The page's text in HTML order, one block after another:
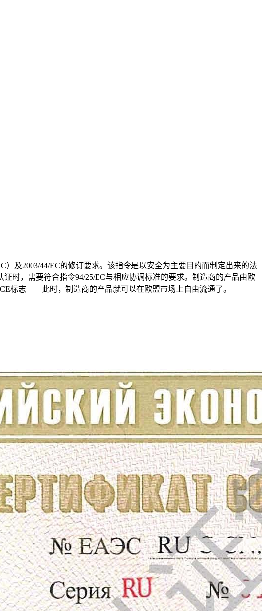
及2003/44/EC的修订要求。该指令是以安全为主要目的而制定出来的法
时，需要符合指令94/25/EC与相应协调标准的要求。制造商的产品由欧
标志——此时，制造商的产品就可以在欧盟市场上自由流通了。